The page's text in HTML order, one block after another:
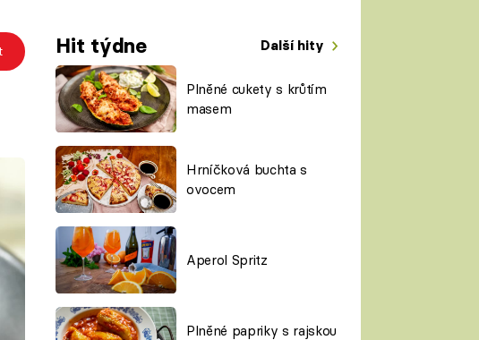
ČASOPISHit týdne Další hity
Plněné cukety s krůtím
masem
Hrníčková buchta s
ovocem
Aperol Spritz
Plněné papriky s rajskou